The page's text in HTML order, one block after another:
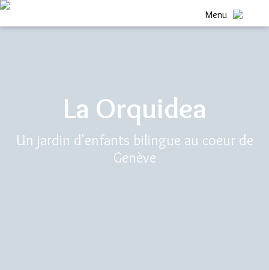
Menu
La Orquidea
Un jardin d'enfants bilingue au coeur de
Genève